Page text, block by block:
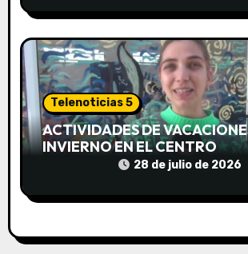
s
Telenoticias 5
ACTIVIDADES DE
INVIERNO EN EL CENTRO
COMUNITARIO EL TALA
28 de julio de 2026